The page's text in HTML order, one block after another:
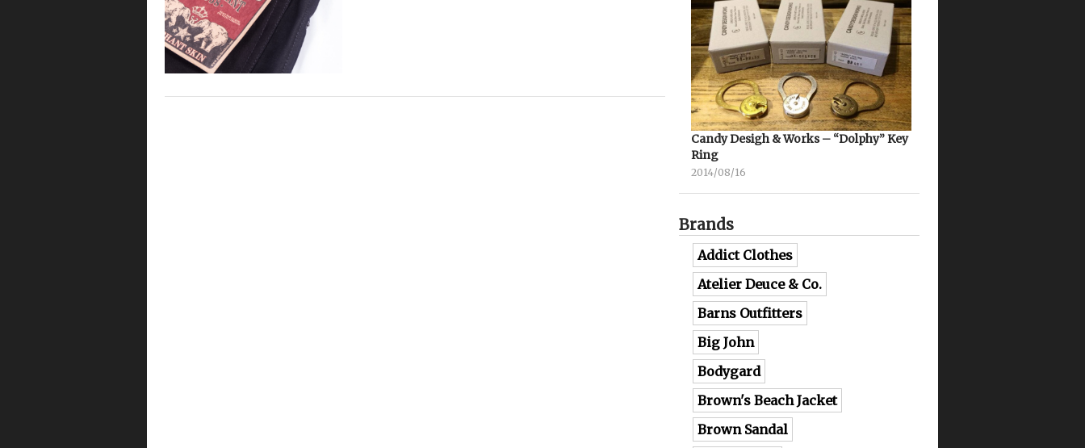
Candy Desigh & Works – “Dolphy” Key
Ring
2014/08/16
Brands
Addict Clothes
Atelier Deuce & Co.
Barns Outfitters
Big John
Bodygard
Brown's Beach Jacket
Brown Sandal